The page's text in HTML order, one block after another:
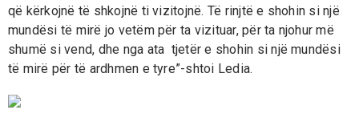
që kërkojnë të shkojnë ti vizitojnë. Të rinjtë e shohin si një
mundësi të mirë jo vetëm për ta vizituar, për ta njohur më
shumë si vend, dhe nga ata tjetër e shohin si një mundësi
të mirë për të ardhmen e tyre”-shtoi Ledia.